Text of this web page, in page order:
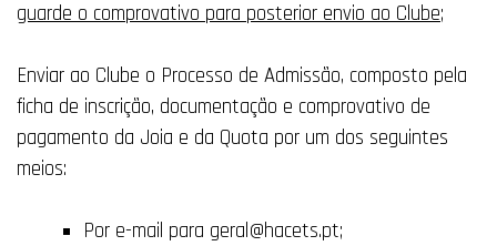
guarde o comprovativo para posterior envio ao Clube;
Enviar ao Clube o Processo de Admissão, composto pela
ficha de inscrição, documentação e comprovativo de
pagamento da Joia e da Quota por um dos seguintes
meios:
Por e-mail para geral@hacets.pt;